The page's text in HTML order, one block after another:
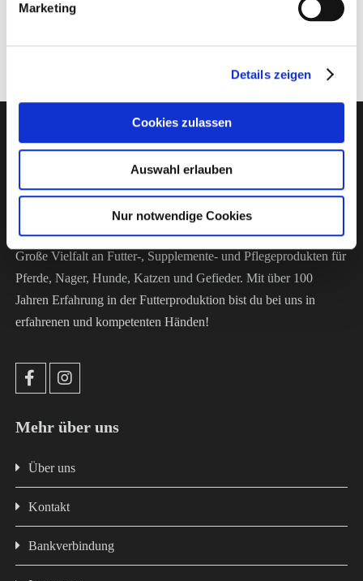
Marketing
Details zeigen
Cookies zulassen
Auswahl erlauben
Nur notwendige Cookies
Große Vielfalt an Futter-, Supplemente- und Pflegeprodukten für
Pferde, Nager, Hunde, Katzen und Gefieder. Mit über 100
Jahren Erfahrung in der Futterproduktion bist du bei uns in
erfahrenen und kompetenten Händen!
Mehr über uns
Über uns
Kontakt
Bankverbindung